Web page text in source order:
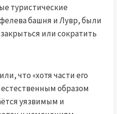
туристические
башня и Лувр, были
или сократить
что «хотя части его
образом
уязвимым и